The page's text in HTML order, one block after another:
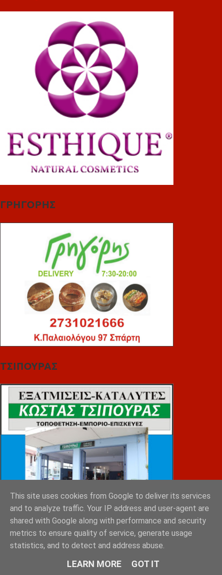
ΓΡΗΓΟΡΗΣ
ΤΣΙΠΟΥΡΑΣ
This site uses cookies from Google to deliver its services
and to analyze traffic. Your IP address and user-agent are
shared with Google along with performance and security
metrics to ensure quality of service, generate usage
statistics, and to detect and address abuse.
LEARN MORE GOT IT